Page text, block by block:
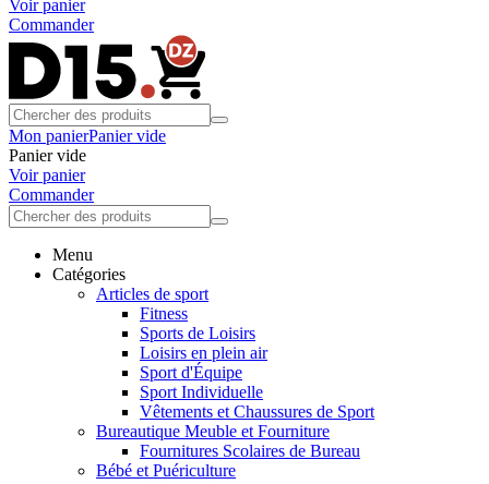
Voir panier
Commander
Mon panierPanier vide
Panier vide
Voir panier
Commander
Menu
Catégories
Articles de sport
Fitness
Sports de Loisirs
Loisirs en plein air
Sport d'Équipe
Sport Individuelle
Vêtements et Chaussures de Sport
Bureautique Meuble et Fourniture
Fournitures Scolaires de Bureau
Bébé et Puériculture